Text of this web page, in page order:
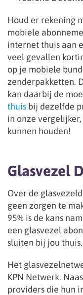
Houd er rekening
mobiele
internet thuis aan
veel gevallen
op je mobiele
zenderpakketten.
kan daarbij de
thuis bij dezelfde
in onze
kunnen houden!
Glasvezel
Over de
geen zorgen te
95% is de kans
een glasvezel
sluiten bij jou thuis.
Het
KPN Netwerk.
providers die hun